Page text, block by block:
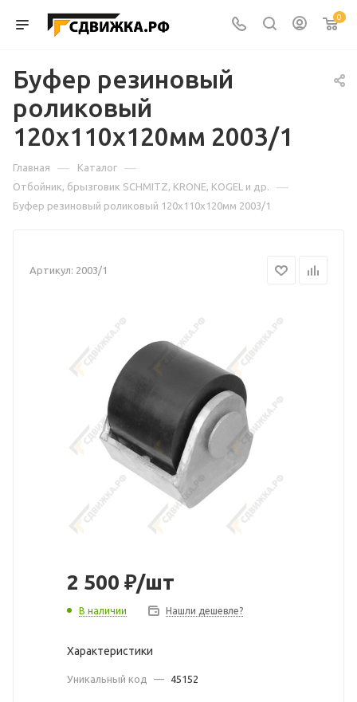
0
Буфер резиновый
роликовый
120х110х120мм 2003/1
Главная — Каталог —
Отбойник, брызговик SCHMITZ, KRONE, KOGEL и др. —
Буфер резиновый роликовый 120х110х120мм 2003/1
Артикул: 2003/1
2 500 ₽/шт
В наличии Нашли дешевле?
Характеристики
Уникальный код — 45152